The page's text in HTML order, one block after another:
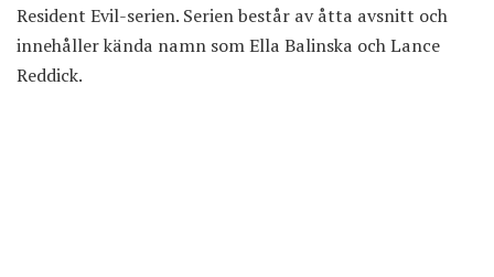
Resident Evil-serien. Serien består av åtta avsnitt och
innehåller kända namn som Ella Balinska och Lance
Reddick.